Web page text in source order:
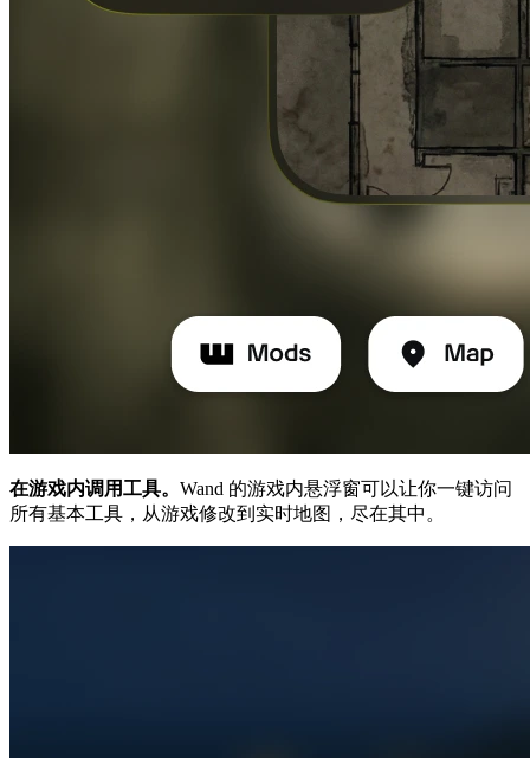
在游戏内调用工具。 Wand 的游戏内悬浮窗可以让你一键访问
所有基本工具，从游戏修改到实时地图，尽在其中。